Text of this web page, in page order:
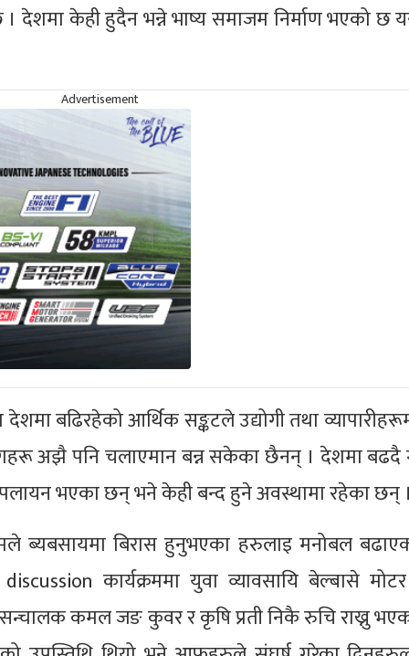
देशमा केही हुदैन भन्ने भाष्य समाजम निर्माण भएको छ
बढिरहेको आर्थिक सङ्कटले उद्योगी तथा
अझै पनि चलाएमान बन्न सकेका छैनन् । देशमा
भएका छन् भने केही बन्द हुने अवस्थामा रहेका छन्
ब्यबसायमा बिरास हुनुभएका हरुलाइ मनोबल
कार्यक्रममा युवा व्यावसायि बेल्बासे मोटर
कमल जङ कुवर र कृषि प्रती निकै रुचि राख्नु